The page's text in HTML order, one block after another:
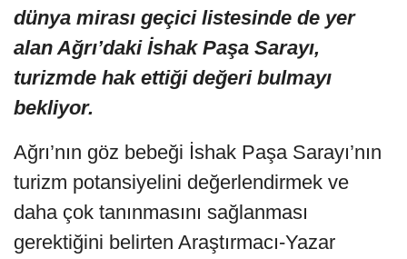
dünya mirası geçici listesinde de yer
alan Ağrı’daki İshak Paşa Sarayı,
turizmde hak ettiği değeri bulmayı
bekliyor.
Ağrı’nın göz bebeği İshak Paşa Sarayı’nın
turizm potansiyelini değerlendirmek ve
daha çok tanınmasını sağlanması
gerektiğini belirten Araştırmacı-Yazar